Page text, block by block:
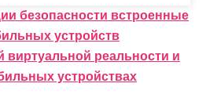
безопасности встроенные
устройств
виртуальной реальности и
устройствах